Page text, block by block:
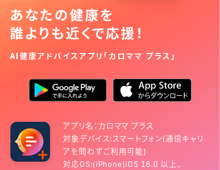
あなたの健康を
誰よりも近くで応援！
AI健康アドバイスアプリ「カロママ プラス」
アプリ名：カロママ プラス
対象デバイス:スマートフォン(通信キャリ
アを問わずご利用可能)
対応OS:(iPhone)iOS 16.0 以上、